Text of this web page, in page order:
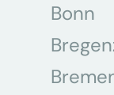
Bonn